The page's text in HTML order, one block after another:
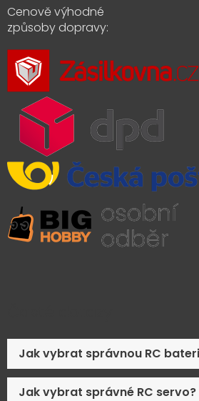
Cenově výhodné
způsoby dopravy:
Jak vybrat správnou RC
Jak vybrat správné RC servo?